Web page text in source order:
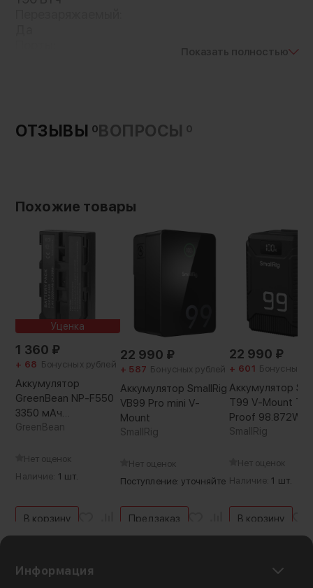
Выход D-Tap:
16.8В, 80 Вт/6 А
BP-190WS
Габариты:
152 × 96 × 56 мм
Материал:
АБС пластик
Вес без упаковки:
1100 г
Китай
Вес с упаковкой:
1130 г
Показать полностью
ОТЗЫВЫ 0ВОПРОСЫ 0
Похожие товары
Уценка
1 360 ₽
+ 68 Бонусных рублей
Аккумулятор
GreenBean NP-F550
3350 мАч
(Уцененный кат.А)
GreenBean
Нет оценок
Наличие: 1 шт.
В корзину
22 990 ₽
+ 587 Бонусных рублей
Аккумулятор SmallRig
VB99 Pro mini V-
Mount
SmallRig
Нет оценок
Поступление: уточняйте
Предзаказ
22 990 ₽
+ 601 Бонусных
Аккумулятор
T99 V-Mount
Proof 98.872Wh
SmallRig
Нет оценок
Наличие: 1 шт.
В корзину
Информация